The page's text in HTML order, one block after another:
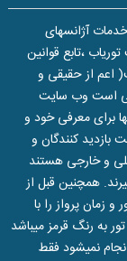
آژانسهای
،تابع قوانین
اعم از حقیقی و
است وب سایت
برای معرفی خود و
بازدید کنندگان و
و خارجی هستند
همچنین قبل از
زمان پرواز را با
به رنگ قرمز میباشد
نمیشود فقط